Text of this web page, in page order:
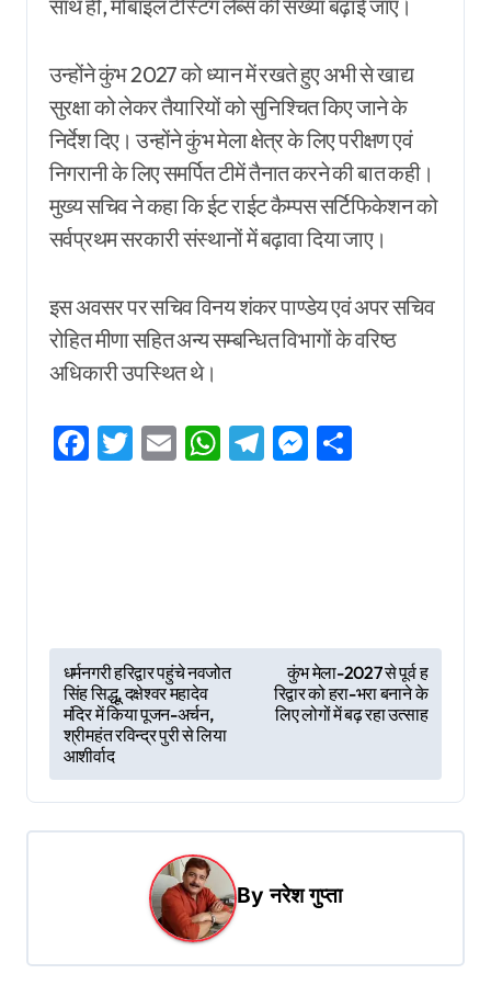
साथ ही, मोबाइल टेस्टिंग लैब्स की संख्या बढ़ाई जाए।
उन्होंने कुंभ 2027 को ध्यान में रखते हुए अभी से खाद्य
सुरक्षा को लेकर तैयारियों को सुनिश्चित किए जाने के
निर्देश दिए। उन्होंने कुंभ मेला क्षेत्र के लिए परीक्षण एवं
निगरानी के लिए समर्पित टीमें तैनात करने की बात कही।
मुख्य सचिव ने कहा कि ईट राईट कैम्पस सर्टिफिकेशन को
सर्वप्रथम सरकारी संस्थानों में बढ़ावा दिया जाए।
इस अवसर पर सचिव विनय शंकर पाण्डेय एवं अपर सचिव
रोहित मीणा सहित अन्य सम्बन्धित विभागों के वरिष्ठ
अधिकारी उपस्थित थे।
Facebook
Twitter
EmailWhatsApp
Telegram
Messenger
P
o
s
t
n
धर्मनगरी हरिद्वार पहुंचे नवजोत
सिंह सिद्धू, दक्षेश्वर महादेव
मंदिर में किया पूजन-अर्चन,
श्रीमहंत रविन्द्र पुरी से लिया
आशीर्वाद
कुंभ मेला-2027 से पूर्व ह
रिद्वार को हरा-भरा बनाने के
लिए लोगों में बढ़ रहा उत्साह
Byनरेश गुप्ता